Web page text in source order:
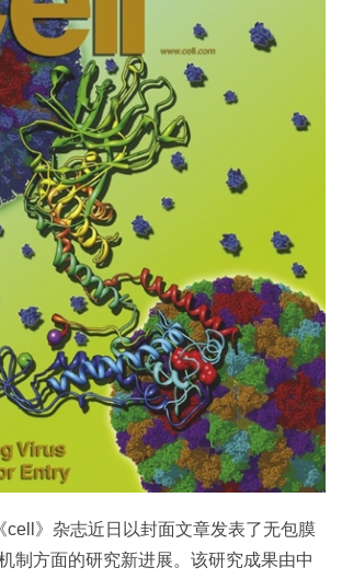
cell》杂志近日以封面文章发表了无包膜
制方面的研究新进展。该研究成果由中